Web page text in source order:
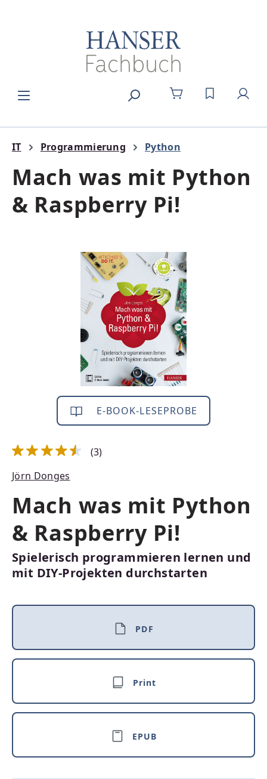
DU HAST 0
IT Programmierung Python
Mach was mit Python
& Raspberry Pi!
Bildergalerie überspringen
E-BOOK-LESEPROBE
(3)
Jörn Donges
Mach was mit Python
& Raspberry Pi!
Spielerisch programmieren lernen und
mit DIY-Projekten durchstarten
PDF
Print
EPUB